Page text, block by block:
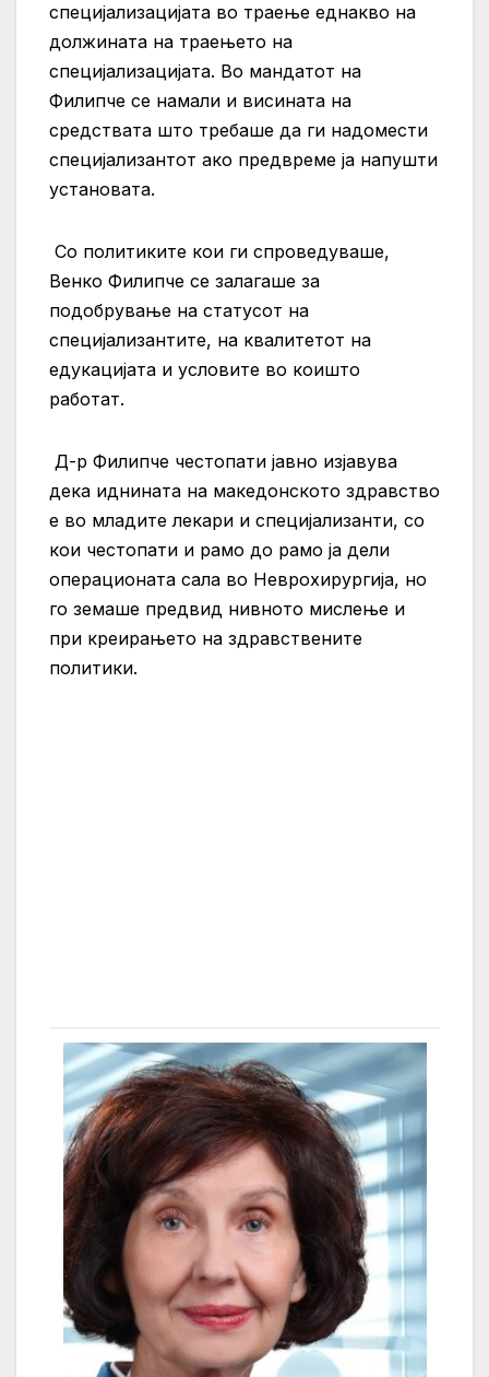
специјализацијата во траење еднакво на
должината на траењето на
специјализацијата. Во мандатот на
Филипче се намали и висината на
средствата што требаше да ги надомести
специјализантот ако предвреме ја напушти
установата.
Со политиките кои ги спроведуваше,
Венко Филипче се залагаше за
подобрување на статусот на
специјализантите, на квалитетот на
едукацијата и условите во коишто
работат.
Д-р Филипче честопати јавно изјавува
дека иднината на македонското здравство
е во младите лекари и специјализанти, со
кои честопати и рамо до рамо ја дели
операционата сала во Неврохирургија, но
го земаше предвид нивното мислење и
при креирањето на здравствените
политики.